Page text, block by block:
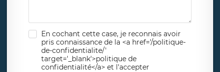
En cochant cette case, je reconnais avoir
pris connaissance de la <a href='/politique-
de-confidentialite/'
target='_blank'>politique de
confidentialité</a> et l'accepter